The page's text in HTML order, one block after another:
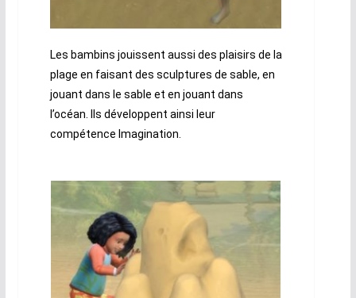
Les bambins jouissent aussi des plaisirs de la
plage en faisant des sculptures de sable, en
jouant dans le sable et en jouant dans
l’océan. Ils développent ainsi leur
compétence Imagination.